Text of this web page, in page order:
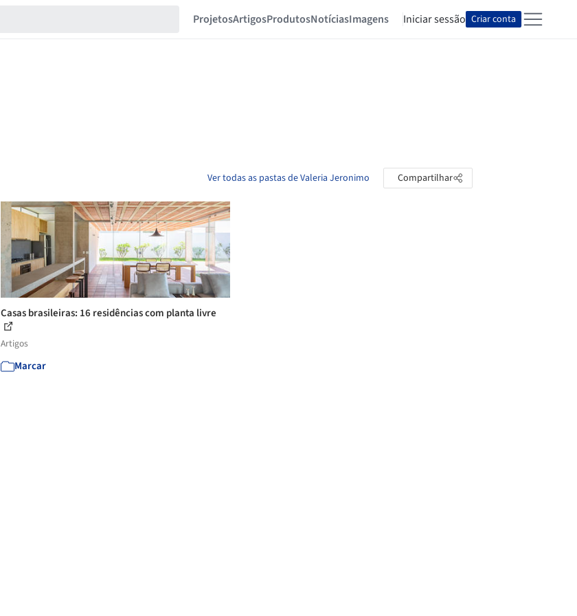
ProjetosArtigosProdutosNotíciasImagens Iniciar sessão Criar conta
Ver todas as pastas de Valeria Jeronimo Compartilhar
Casas brasileiras: 16 residências com planta livre
Artigos
Marcar